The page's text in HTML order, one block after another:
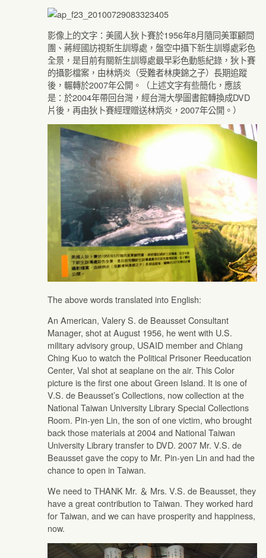
影像上的文字：美國人狄卜賽於1956年8月隨同美軍顧問
團、蔣經國訪視新生訓導處，盤空中攝下新生訓導處彩色
全景，是目前有關新生訓導處最早彩色動態紀錄，狄卜賽
的攝影檔案，由林炳炎（受難者林庚錦之子）長期追蹤
後，輾轉於2007年公開。（上述文字有些簡化，應該
是：於2004年帶回台灣，經台灣大學圖書館轉換成DVD
片後，再由狄卜賽經理贈送林炳炎，2007年公開。）
The above words translated into English:
An American, Valery S. de Beausset Consultant
Manager, shot at August 1956, he went with U.S.
military advisory group, USAID member and Chiang
Ching Kuo to watch the Political Prisoner Reeducation
Center, Val shot at seaplane on the air. This Color
picture is the first one about Green Island. It is one of
V.S. de Beausset’s Collections, now collection at the
National Taiwan University Library Special Collections
Room. Pin-yen Lin, the son of one victim, who brought
back those materials at 2004 and National Taiwan
University Library transfer to DVD. 2007 Mr. V.S. de
Beausset gave the copy to Mr. Pin-yen Lin and had the
chance to open in Taiwan.
We need to THANK Mr. ＆ Mrs. V.S. de Beausset, they
have a great contribution to Taiwan. They worked hard
for Taiwan, and we can have prosperity and happiness,
now.